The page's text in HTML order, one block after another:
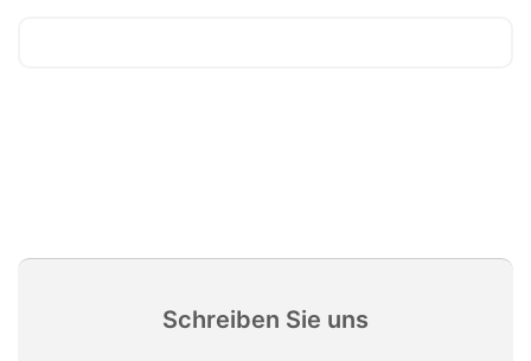
Schreiben Sie uns